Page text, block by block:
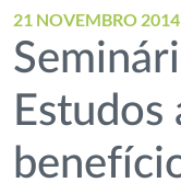
21 NOVEMBRO 2014
Estudos